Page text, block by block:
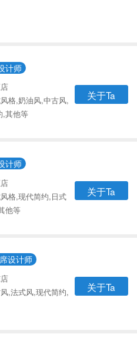
计师
格,奶油风,中古风,
,其他等
关于Ta
计师
格,现代简约,日式
他等
关于Ta
设计师
,法式风,现代简约,
关于Ta